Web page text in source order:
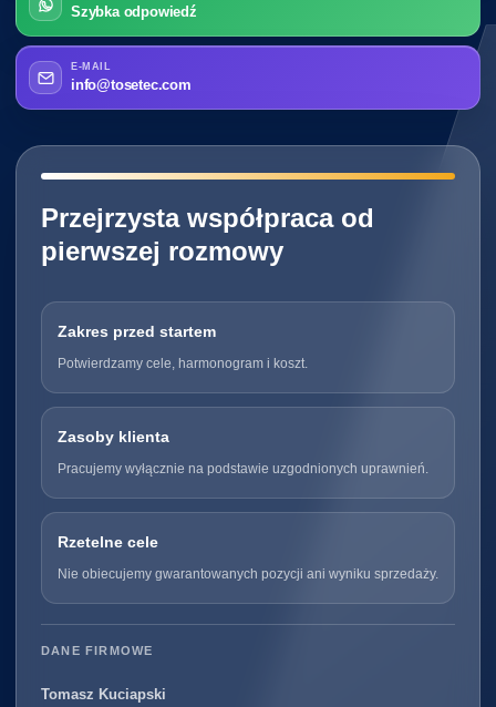
Szybka odpowiedź
E-MAIL
info@tosetec.com
━━━━━━━━━━━━━━━━━━━━━━━━━━━━
Przejrzysta współpraca od
pierwszej rozmowy
Zakres przed startem
Potwierdzamy cele, harmonogram i koszt.
Zasoby klienta
Pracujemy wyłącznie na podstawie uzgodnionych uprawnień.
Rzetelne cele
Nie obiecujemy gwarantowanych pozycji ani wyniku sprzedaży.
DANE FIRMOWE
Tomasz Kuciapski